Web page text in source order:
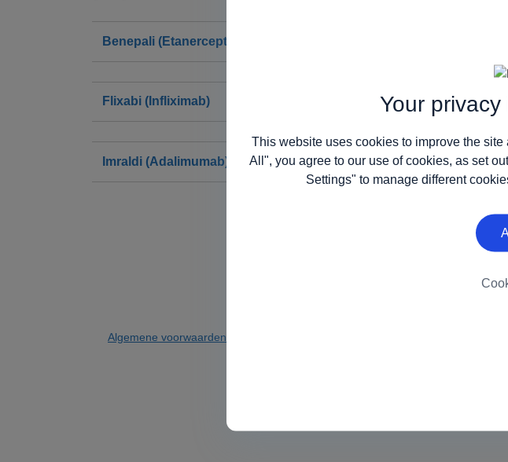
Your
This website uses cookies to improve the
All", you agree to our use of cookies, as set
Settings" to manage different
Benepali (Etanercept)
Flixabi (Infliximab)
Imraldi (Adalimumab)
Algemene voorwaarden